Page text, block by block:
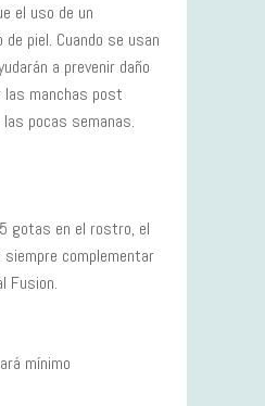
el uso de un
piel. Cuando se usan
a prevenir daño
las manchas post
pocas semanas.
gotas en el rostro, el
complementar
Fusion.
mínimo